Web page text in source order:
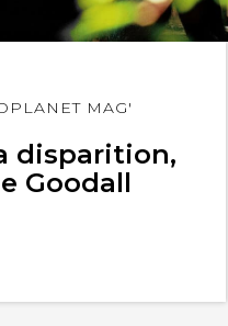
MAG'
disparition,
Goodall